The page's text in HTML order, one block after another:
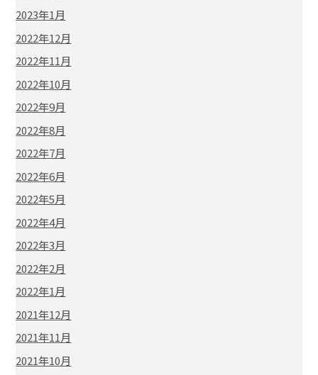
2023年1月
2022年12月
2022年11月
2022年10月
2022年9月
2022年8月
2022年7月
2022年6月
2022年5月
2022年4月
2022年3月
2022年2月
2022年1月
2021年12月
2021年11月
2021年10月